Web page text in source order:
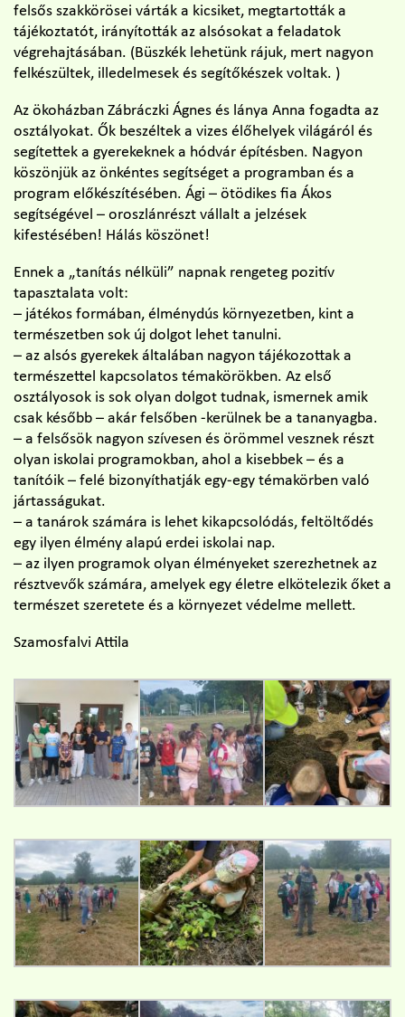
felsős szakkörösei várták a kicsiket, megtartották a
tájékoztatót, irányították az alsósokat a feladatok
végrehajtásában. (Büszkék lehetünk rájuk, mert nagyon
felkészültek, illedelmesek és segítőkészek voltak. )
Az ökoházban Zábráczki Ágnes és lánya Anna fogadta az
osztályokat. Ők beszéltek a vizes élőhelyek világáról és
segítettek a gyerekeknek a hódvár építésben. Nagyon
köszönjük az önkéntes segítséget a programban és a
program előkészítésében. Ági – ötödikes fia Ákos
segítségével – oroszlánrészt vállalt a jelzések
kifestésében! Hálás köszönet!
Ennek a „tanítás nélküli” napnak rengeteg pozitív
tapasztalata volt:
– játékos formában, élménydús környezetben, kint a
természetben sok új dolgot lehet tanulni.
– az alsós gyerekek általában nagyon tájékozottak a
természettel kapcsolatos témakörökben. Az első
osztályosok is sok olyan dolgot tudnak, ismernek amik
csak később – akár felsőben -kerülnek be a tananyagba.
– a felsősök nagyon szívesen és örömmel vesznek részt
olyan iskolai programokban, ahol a kisebbek – és a
tanítóik – felé bizonyíthatják egy-egy témakörben való
jártasságukat.
– a tanárok számára is lehet kikapcsolódás, feltöltődés
egy ilyen élmény alapú erdei iskolai nap.
– az ilyen programok olyan élményeket szerezhetnek az
résztvevők számára, amelyek egy életre elkötelezik őket a
természet szeretete és a környezet védelme mellett.
Szamosfalvi Attila